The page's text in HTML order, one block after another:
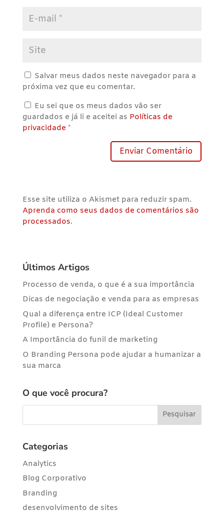
Salvar meus dados neste navegador para a
próxima vez que eu comentar.
Eu sei que os meus dados vão ser
guardados e já li e aceitei as Políticas de
privacidade *
Esse site utiliza o Akismet para reduzir spam.
Aprenda como seus dados de comentários são
processados.
Últimos Artigos
Processo de venda, o que é a sua importância
Dicas de negociação e venda para as empresas
Qual a diferença entre ICP (Ideal Customer
Profile) e Persona?
A Importância do funil de marketing
O Branding Persona pode ajudar a humanizar a
sua marca
O que você procura?
Categorias
Analytics
Blog Corporativo
Branding
desenvolvimento de sites